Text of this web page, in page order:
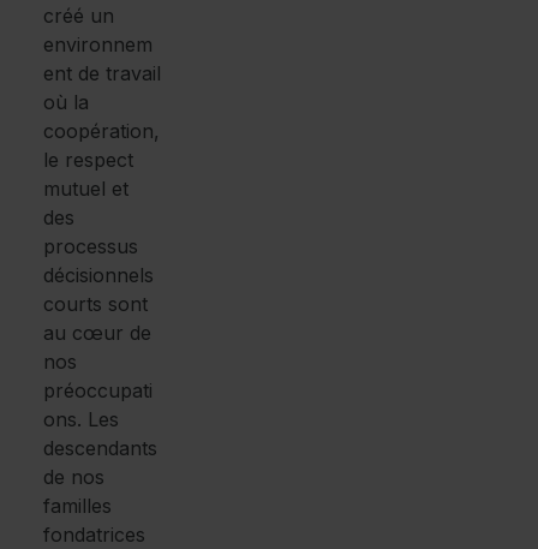
créé un
environnem
ent de travail
où la
coopération,
le respect
mutuel et
des
processus
décisionnels
courts sont
au cœur de
nos
préoccupati
ons. Les
descendants
de nos
familles
fondatrices